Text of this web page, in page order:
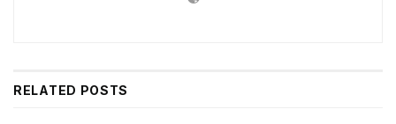
RELATED POSTS